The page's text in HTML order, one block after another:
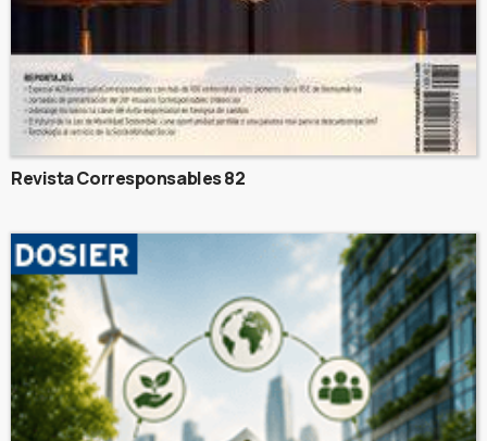
Revista Corresponsables 82